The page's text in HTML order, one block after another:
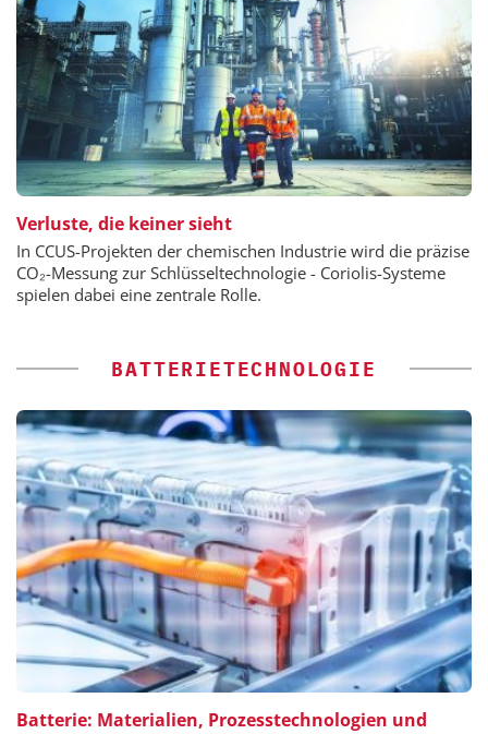
Verluste, die keiner sieht
In CCUS-Projekten der chemischen Industrie wird die präzise
CO₂-Messung zur Schlüsseltechnologie - Coriolis-Systeme
spielen dabei eine zentrale Rolle.
BATTERIETECHNOLOGIE
Batterie: Materialien, Prozesstechnologien und